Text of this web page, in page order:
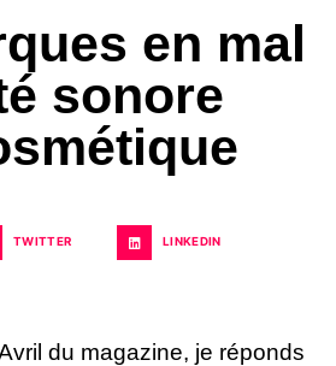
en mal
sonore
TWITTER LINKEDIN
du magazine, je réponds